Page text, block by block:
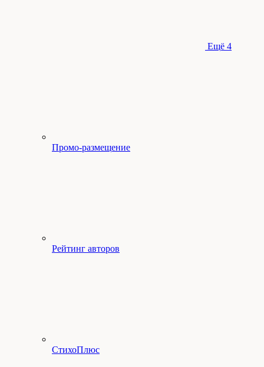
Ещё 4
Промо-размещение
Рейтинг авторов
СтихоПлюс